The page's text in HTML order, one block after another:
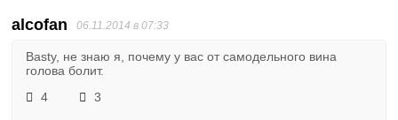
alcofan 06.11.2014 в 07:33
Basty, не знаю я, почему у вас от самодельного вина
голова болит.
4
3